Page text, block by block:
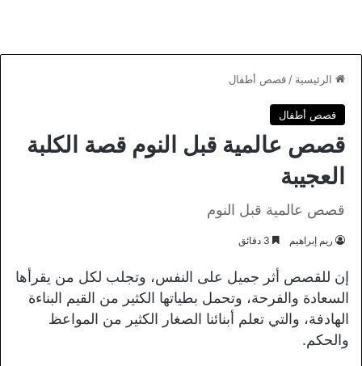
الرئيسية / قصص أطفال
قصص أطفال
قصص عالمية قبل النوم قصة الكلبة
العجيبة
قصص عالمية قبل النوم
ريم إبراهيم
إن للقصص أثر جميل على النفس، وتجلب لكل من يقرأها
السعادة والفرحة، وتحمل بطياتها الكثير من القيم البناءة
الهادفة، والتي تعلم أبنائنا الصغار الكثير من المواعظ
والحكم.